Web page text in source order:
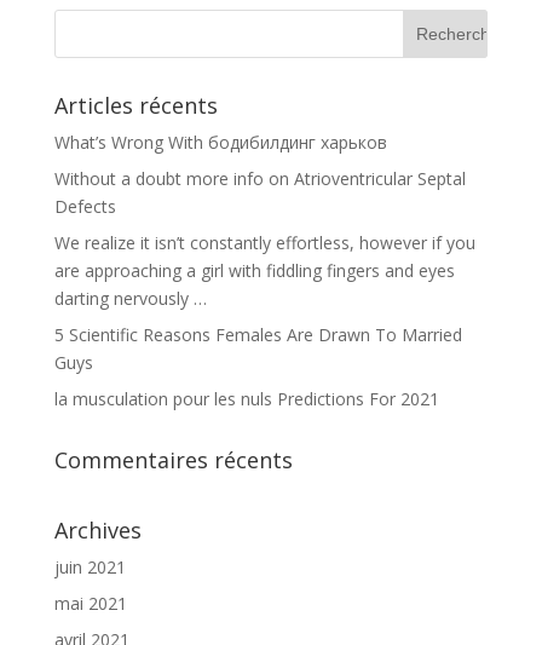
Articles récents
What’s Wrong With бодибилдинг харьков
Without a doubt more info on Atrioventricular Septal
Defects
We realize it isn’t constantly effortless, however if you
are approaching a girl with fiddling fingers and eyes
darting nervously …
5 Scientific Reasons Females Are Drawn To Married
Guys
la musculation pour les nuls Predictions For 2021
Commentaires récents
Archives
juin 2021
mai 2021
avril 2021